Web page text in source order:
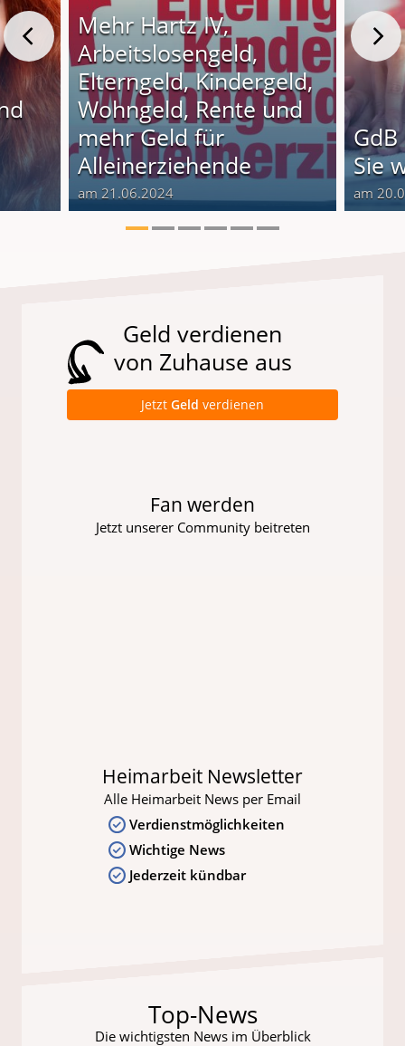
Mehr Hartz IV,
Arbeitslosengeld,
Elterngeld, Kindergeld,
Wohngeld, Rente und
mehr Geld für
Alleinerziehende
am 21.06.2024
Sie
am
Geld verdienen
von Zuhause aus
Jetzt Geld verdienen
Fan werden
Jetzt unserer Community beitreten
Heimarbeit Newsletter
Alle Heimarbeit News per Email
Verdienstmöglichkeiten
Wichtige News
Jederzeit kündbar
Top-News
Die wichtigsten News im Überblick